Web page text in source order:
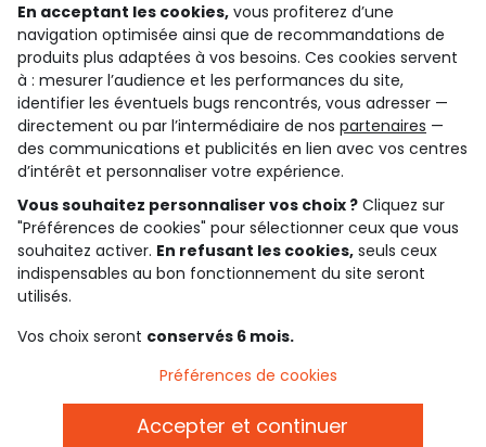
qui sommes-nous ?
besoin d'aide ?
le club fidélité
notre catalogue
Conditions générales de ventes et d'utilisation
Conditions d’utilisation des réseaux sociaux
Politique de confidentialité
Cookies et données personnelles
Paramètres des cookies
En acceptant les cookies, vous profiterez d’une
navigation optimisée ainsi que de recommandations de
produits plus adaptées à vos besoins. Ces cookies servent
à : mesurer l’audience et les performances du site,
identifier les éventuels bugs rencontrés, vous adresser —
directement ou par l’intermédiaire de nos partenaires —
des communications et publicités en lien avec vos centres
d’intérêt et personnaliser votre expérience.
Vous souhaitez personnaliser vos choix ? Cliquez sur
"Préférences de cookies" pour sélectionner ceux que vous
souhaitez activer. En refusant les cookies, seuls ceux
indispensables au bon fonctionnement du site seront
utilisés.
Vos choix seront conservés 6 mois.
Préférences de cookies
Accepter et continuer